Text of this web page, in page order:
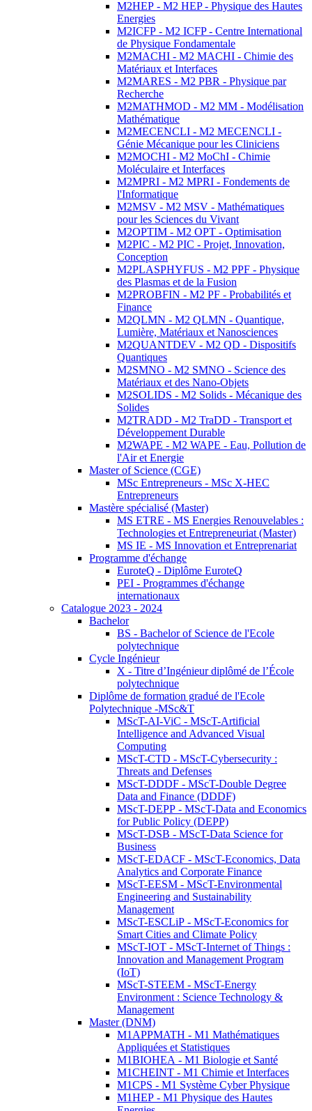
M2HEP - M2 HEP - Physique des Hautes
Energies
M2ICFP - M2 ICFP - Centre International
de Physique Fondamentale
M2MACHI - M2 MACHI - Chimie des
Matériaux et Interfaces
M2MARES - M2 PBR - Physique par
Recherche
M2MATHMOD - M2 MM - Modélisation
Mathématique
M2MECENCLI - M2 MECENCLI -
Génie Mécanique pour les Cliniciens
M2MOCHI - M2 MoChI - Chimie
Moléculaire et Interfaces
M2MPRI - M2 MPRI - Fondements de
l'Informatique
M2MSV - M2 MSV - Mathématiques
pour les Sciences du Vivant
M2OPTIM - M2 OPT - Optimisation
M2PIC - M2 PIC - Projet, Innovation,
Conception
M2PLASPHYFUS - M2 PPF - Physique
des Plasmas et de la Fusion
M2PROBFIN - M2 PF - Probabilités et
Finance
M2QLMN - M2 QLMN - Quantique,
Lumière, Matériaux et Nanosciences
M2QUANTDEV - M2 QD - Dispositifs
Quantiques
M2SMNO - M2 SMNO - Science des
Matériaux et des Nano-Objets
M2SOLIDS - M2 Solids - Mécanique des
Solides
M2TRADD - M2 TraDD - Transport et
Développement Durable
M2WAPE - M2 WAPE - Eau, Pollution de
l'Air et Energie
Master of Science (CGE)
MSc Entrepreneurs - MSc X-HEC
Entrepreneurs
Mastère spécialisé (Master)
MS ETRE - MS Energies Renouvelables :
Technologies et Entrepreneuriat (Master)
MS IE - MS Innovation et Entreprenariat
Programme d'échange
EuroteQ - Diplôme EuroteQ
PEI - Programmes d'échange
internationaux
Catalogue 2023 - 2024
Bachelor
BS - Bachelor of Science de l'Ecole
polytechnique
Cycle Ingénieur
X - Titre d’Ingénieur diplômé de l’École
polytechnique
Diplôme de formation gradué de l'Ecole
Polytechnique -MSc&T
MScT-AI-ViC - MScT-Artificial
Intelligence and Advanced Visual
Computing
MScT-CTD - MScT-Cybersecurity :
Threats and Defenses
MScT-DDDF - MScT-Double Degree
Data and Finance (DDDF)
MScT-DEPP - MScT-Data and Economics
for Public Policy (DEPP)
MScT-DSB - MScT-Data Science for
Business
MScT-EDACF - MScT-Economics, Data
Analytics and Corporate Finance
MScT-EESM - MScT-Environmental
Engineering and Sustainability
Management
MScT-ESCLiP - MScT-Economics for
Smart Cities and Climate Policy
MScT-IOT - MScT-Internet of Things :
Innovation and Management Program
(IoT)
MScT-STEEM - MScT-Energy
Environment : Science Technology &
Management
Master (DNM)
M1APPMATH - M1 Mathématiques
Appliquées et Statistiques
M1BIOHEA - M1 Biologie et Santé
M1CHEINT - M1 Chimie et Interfaces
M1CPS - M1 Système Cyber Physique
M1HEP - M1 Physique des Hautes